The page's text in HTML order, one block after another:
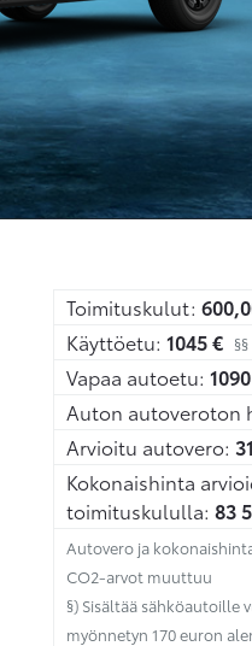
Toimituskulut:
Käyttöetu: 1045€ §§
Vapaa autoetu: 1090
Auton autoveroton
Arvioitu autovero:
Kokonaishinta
toimituskululla: 83
Autovero ja
CO2-arvot muuttuu
§) Sisältää sähköautoille
myönnetyn 170 euron